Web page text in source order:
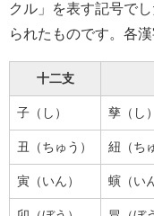
クル」を表す記号で
られたものです。各
十二支
子（し） 孳（し
丑（ちゅう） 紐（ち
寅（いん） 螾（い